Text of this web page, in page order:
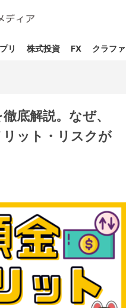
リ 株式投資 FX クラフ
底解説。なぜ、
ット・リスクが